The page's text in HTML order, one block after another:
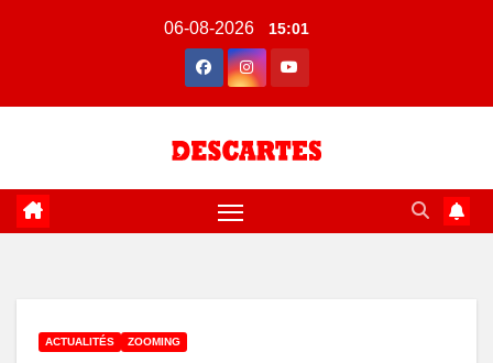
06-08-2026 15:01
ACTUALITÉS ZOOMING